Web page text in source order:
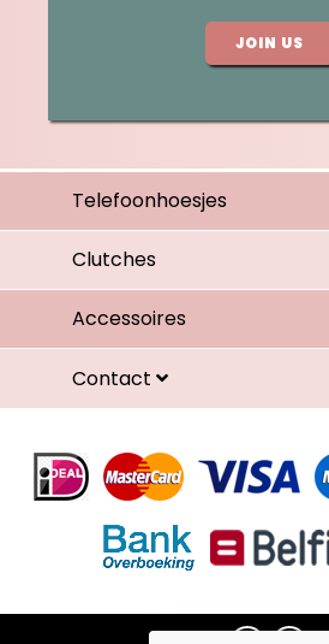
JOIN US
Telefoonhoesjes
Clutches
Accessoires
Contact